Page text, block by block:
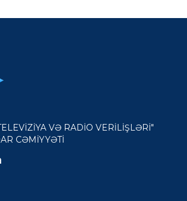
VƏ RADİO VERİLİŞLƏRİ"
CƏMİYYƏTİ